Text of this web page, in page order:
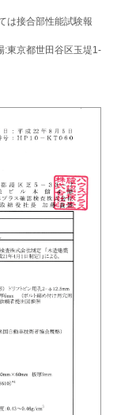
は接合部性能試験報
東京都世田谷区玉堤1-